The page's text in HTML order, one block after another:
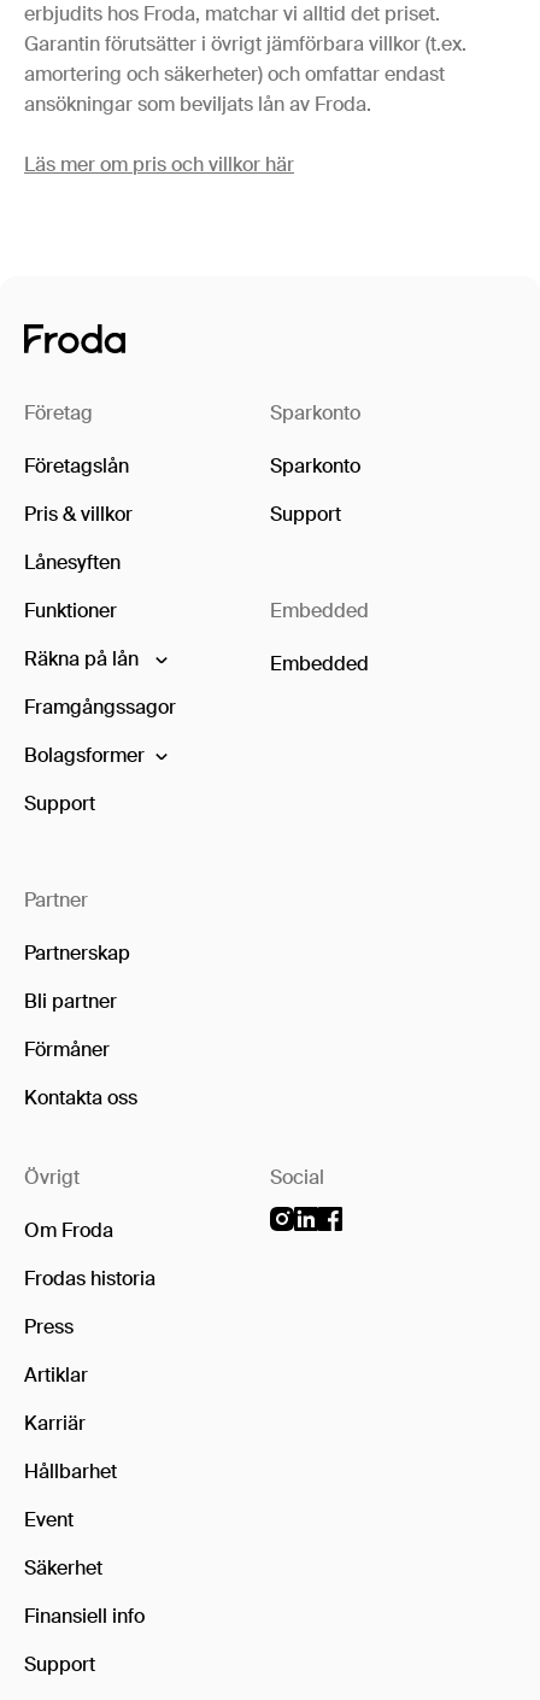
erbjudits hos Froda, matchar vi alltid det priset.
Garantin förutsätter i övrigt jämförbara villkor (t.ex.
amortering och säkerheter) och omfattar endast
ansökningar som beviljats lån av Froda.
Läs mer om pris och villkor här
Företag
Företagslån
Pris & villkor
Lånesyften
Funktioner
Räkna på lån
Framgångssagor
Bolagsformer
Support
Partner
Partnerskap
Bli partner
Förmåner
Kontakta oss
Sparkonto
Sparkonto
Support
Embedded
Embedded
Övrigt
Om Froda
Frodas historia
Press
Artiklar
Karriär
Hållbarhet
Event
Säkerhet
Finansiell info
Support
Social